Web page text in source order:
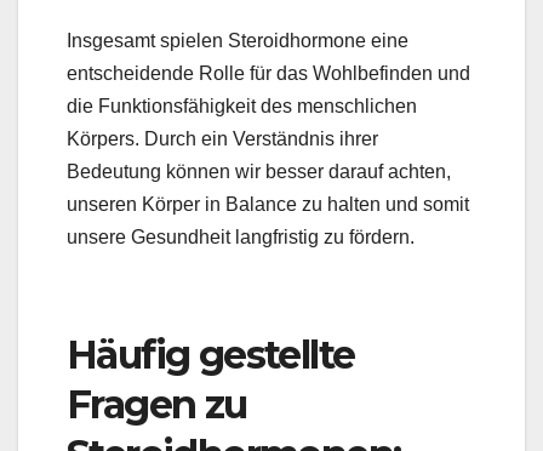
Insgesamt spielen Steroidhormone eine
entscheidende Rolle für das Wohlbefinden und
die Funktionsfähigkeit des menschlichen
Körpers. Durch ein Verständnis ihrer
Bedeutung können wir besser darauf achten,
unseren Körper in Balance zu halten und somit
unsere Gesundheit langfristig zu fördern.
Häufig gestellte
Fragen zu